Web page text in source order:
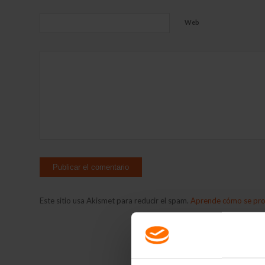
Web
Este sitio usa Akismet para reducir el spam. Aprende cómo se